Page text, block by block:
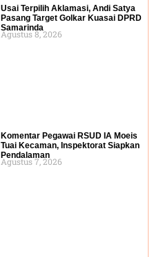
Usai Terpilih Aklamasi, Andi Satya
Pasang Target Golkar Kuasai DPRD
Samarinda
Agustus 8, 2026
Komentar Pegawai RSUD IA Moeis
Tuai Kecaman, Inspektorat Siapkan
Pendalaman
Agustus 7, 2026